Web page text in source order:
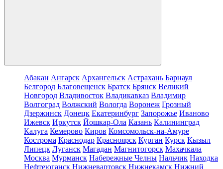
Абакан Ангарск Архангельск Астрахань Барнаул
Белгород Благовещенск Братск Брянск Великий
Новгород Владивосток Владикавказ Владимир
Волгоград Волжский Вологда Воронеж Грозный
Дзержинск Донецк Екатеринбург Запорожье Иваново
Ижевск Иркутск Йошкар-Ола Казань Калининград
Калуга Кемерово Киров Комсомольск-на-Амуре
Кострома Краснодар Красноярск Курган Курск Кызыл
Липецк Луганск Магадан Магнитогорск Махачкала
Москва Мурманск Набережные Челны Нальчик Находка
Нефтеюганск Нижневартовск Нижнекамск Нижний